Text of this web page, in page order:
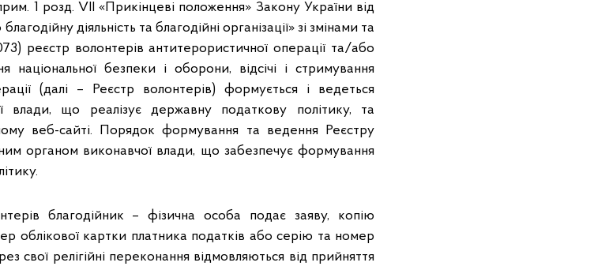
1 розд. VII «Прикінцеві положення» Закону України від
діяльність та благодійні організації» зі змінами та
реєстр волонтерів антитерористичної операції та/або
національної безпеки і оборони, відсічі і стримування
(далі – Реєстр волонтерів) формується і ведеться
влади, що реалізує державну податкову політику, та
веб-сайті. Порядок формування та ведення Реєстру
органом виконавчої влади, що забезпечує формування
благодійник – фізична особа подає заяву, копію
облікової картки платника податків або серію та номер
свої релігійні переконання відмовляються від прийняття